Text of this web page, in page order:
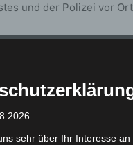
und der Polizei vor
sehr über Ihr Interesse an